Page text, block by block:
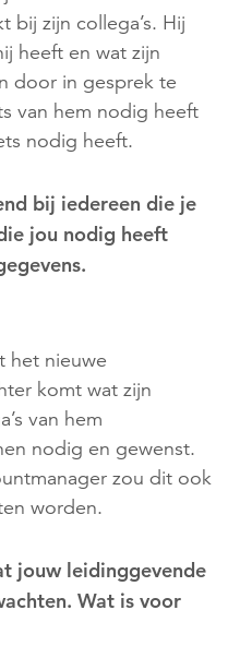
bij zijn collega’s. Hij
heeft en wat zijn
door in gesprek te
van hem nodig heeft
nodig heeft.
bij iedereen die je
jou nodig heeft
het nieuwe
komt wat zijn
van hem
nodig en gewenst.
zou dit ook
worden.
jouw leidinggevende
Wat is voor